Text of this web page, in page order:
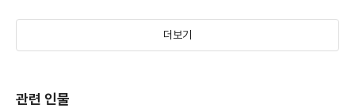
더보기
관련 인물